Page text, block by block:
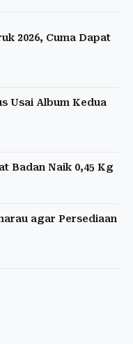
2026, Cuma Dapat
Usai Album Kedua
Badan Naik 0,45 Kg
agar Persediaan